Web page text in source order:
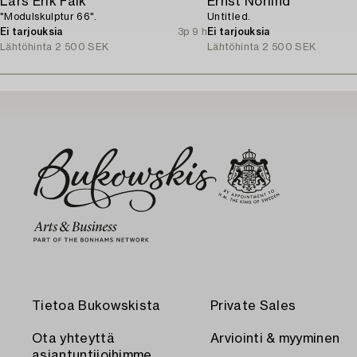
"Modulskulptur 66".
Ei tarjouksia
3p 9 h
Lähtöhinta 2 500 SEK
Untitled.
Ei tarjouksia
Lähtöhinta 2 500 SEK
Tietoa Bukowskista
Ota yhteyttä
Private Sales
Arviointi & myyminen